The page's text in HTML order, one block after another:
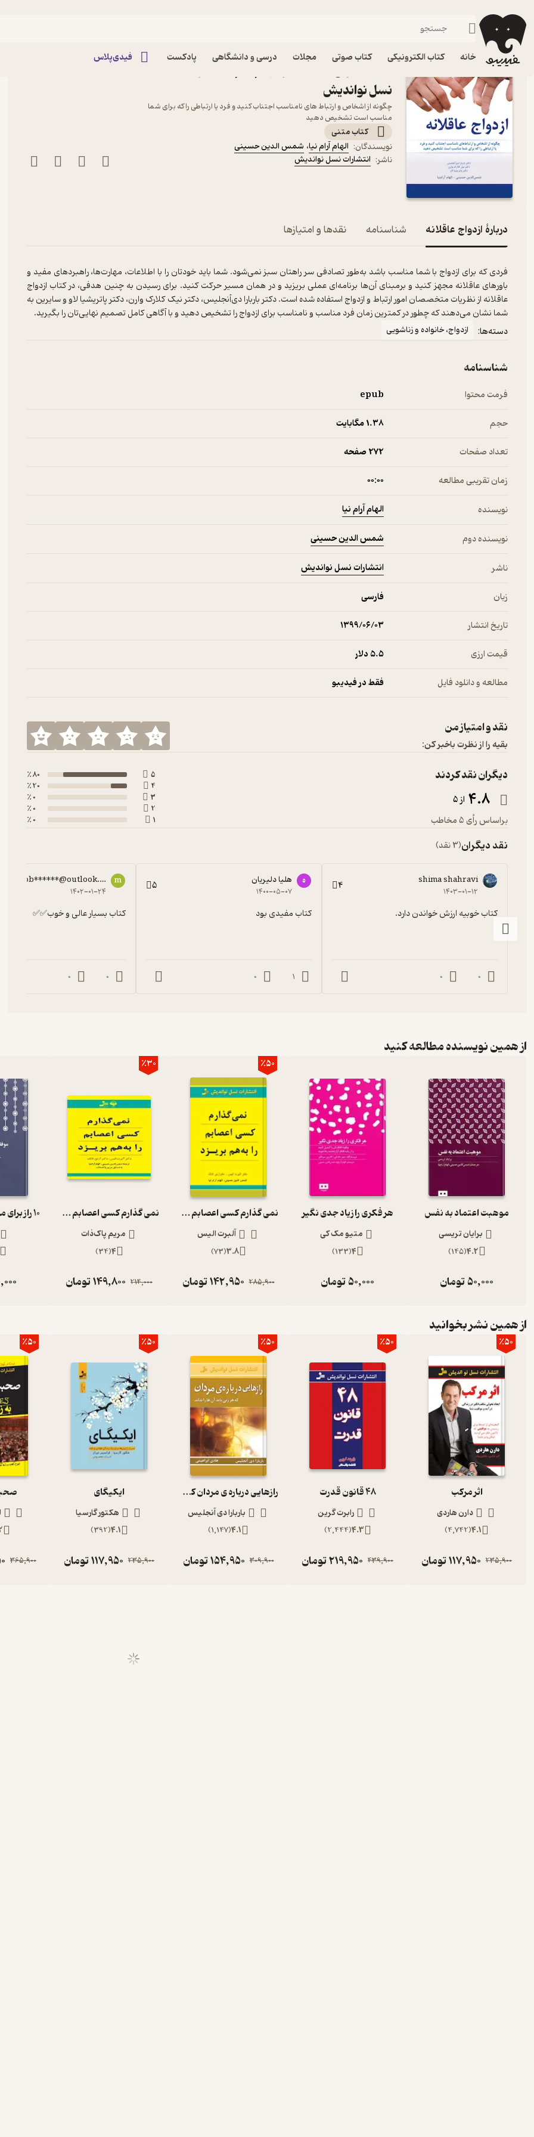
خانه کتاب الکترونیکی کتاب صوتی مجلات درسی و دانشگاهی پادکست فیدی‌پلاس
فیدیبو کتاب الکترونیکی
نسل نواندیش
چگونه از اشخاص و ارتباط های نامناسب اجتناب کنید و فرد یا ارتباطی را که برای شما
مناسب است تشخیص دهید
کتاب متنی
نویسندگان: الهام آرام نیا، شمس الدین حسینی
ناشر: انتشارات نسل نواندیش
دربارۀ ازدواج عاقلانه شناسنامه نقدها و امتیازها
فردی که برای ازدواج با شما مناسب باشد به‌طور تصادفی سر راهتان سبز نمی‌شود. شما باید خودتان را با اطلاعات، مهارت‌ها، راهبردهای مفید و
باورهای عاقلانه مجهز کنید و برمبنای آن‌ها برنامه‌ای عملی بریزید و در همان مسیر حرکت کنید. برای رسیدن به چنین هدفی، در کتاب ازدواج
عاقلانه از نظریات متخصصان امور ارتباط و ازدواج استفاده شده است. دکتر باربارا دی‌آنجلیس، دکتر نیک کلارک وارن، دکتر پاتریشیا لاو و سایرین به
شما نشان می‌دهند که چطور در کمترین زمان فرد مناسب و نامناسب برای ازدواج را تشخیص دهید و با آگاهی کامل تصمیم نهایی‌تان را بگیرید.
دسته‌ها: ازدواج، خانواده و زناشویی
شناسنامه
فرمت محتوا epub
حجم 1.۳۸ مگابایت
تعداد صفحات 272 صفحه
زمان تقریبی مطالعه ۰۰:۰۰
نویسنده الهام آرام نیا
نویسنده دوم شمس الدین حسینی
ناشر انتشارات نسل نواندیش
زبان فارسی
تاریخ انتشار ۱۳۹۹/۰۶/۰۳
قیمت ارزی 5.۵ دلار
مطالعه و دانلود فایل فقط در فیدیبو
نقد و امتیاز من
بقیه را از نظرت باخبر کن:
دیگران نقد کردند
4.8 از 5
براساس رأی 5 مخاطب
5
80 ٪
4
20 ٪
3
0 ٪
2
0 ٪
1
0 ٪
نقد دیگران(3 نقد)
shima shahravi
۱۴۰۳-۰۱-۱۲ 4
کتاب خوبیه ارزش خواندن دارد.
0
0
ه هلیا دلیریان
۱۴۰۰-۰۵-۰۷ 5
کتاب مفیدی بود
1
0
m
mob******@outlook.com
۱۴۰۲-۰۱-۲۴
کتاب بسیار عالی و خوب✅✅
0
0
از همین نویسنده مطالعه کنید
موهبت اعتماد به نفس
برایان تریسی
4.2
(
145
)
50,000تومان
هر فکری را زیاد جدی نگیر
متیو مک کی
4
(
133
)
50,000تومان
٪50
نمی گذارم کسی اعصابم را بهم بریزد
آلبرت الیس
3.8
(
73
)
285,900
142,950تومان
٪30
نمی گذارم کسی اعصابم را به هم بریزد
مریم پاک‌ذات
4
(
34
)
214,000
149,800تومان
از همین نشر بخوانید
٪50
اثر مرکب
دارن هاردی
4.1
(
4,742
)
235,900
117,950تومان
٪50
48 قانون قدرت
رابرت گرین
4.3
(
2,444
)
439,900
219,950تومان
٪50
رازهایی درباره ی مردان که هر زنی باید آن ها را بداند
باربارا دی آنجلیس
4.1
(
1,147
)
309,900
154,950تومان
٪50
ایکیگای
هکتور گارسیا
4.1
(
392
)
235,900
117,950تومان
٪50
365,900